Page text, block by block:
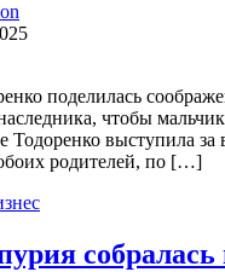
поделилась
чтобы
Тодоренко выступила за
родителей, по […]
собралась